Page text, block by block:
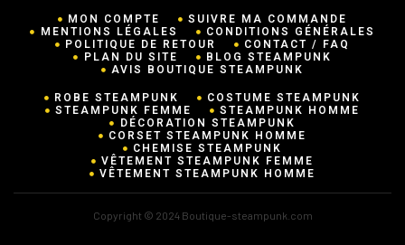
MON COMPTE SUIVRE MA COMMANDE
MENTIONS LÉGALES CONDITIONS GÉNÉRALES
POLITIQUE DE RETOUR CONTACT / FAQ
PLAN DU SITE BLOG STEAMPUNK
AVIS BOUTIQUE STEAMPUNK
ROBE STEAMPUNK
COSTUME STEAMPUNK
STEAMPUNK FEMME STEAMPUNK HOMME
DÉCORATION STEAMPUNK
CORSET STEAMPUNK HOMME
CHEMISE STEAMPUNK
VÊTEMENT STEAMPUNK FEMME
VÊTEMENT STEAMPUNK HOMME
Copyright © 2024 Boutique-steampunk.com